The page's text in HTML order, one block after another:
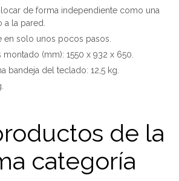
de forma independiente como una
a la pared.
en solo unos pocos pasos.
montado (mm): 1550 x 932 x 650.
bandeja del teclado: 12,5 kg.
de la
categoría